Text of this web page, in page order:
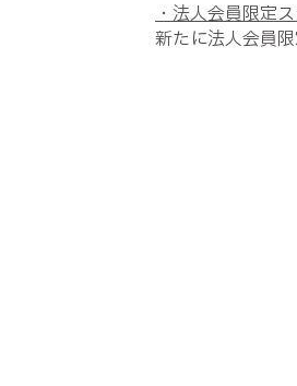
・法人会員限定
新たに法人会員